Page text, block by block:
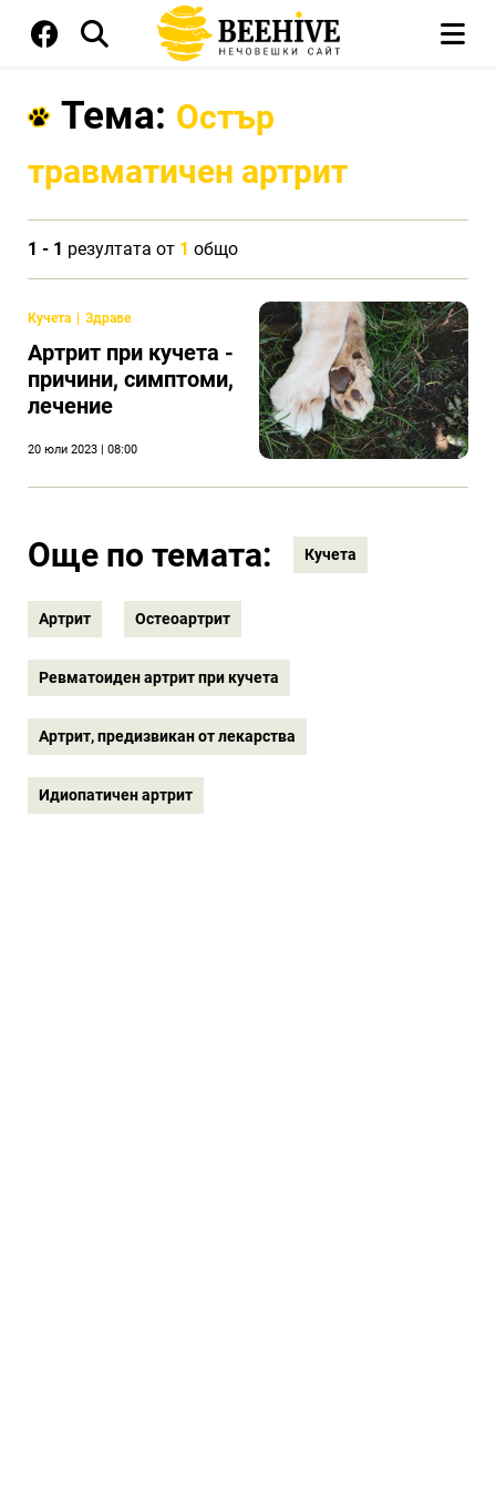
Тема: Остър
травматичен артрит
1 - 1 резултата от 1 общо
Кучета Здраве
Артрит при кучета -
причини, симптоми,
лечение
20 юли 2023 | 08:00
Още по темата: Кучета
Артрит Остеоартрит
Ревматоиден артрит при кучета
Артрит, предизвикан от лекарства
Идиопатичен артрит